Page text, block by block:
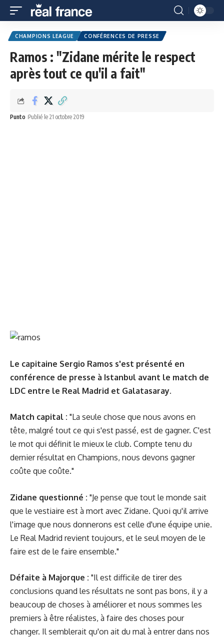
CHAMPIONS LEAGUE CONFÉRENCES DE PRESSE
Ramos : "Zidane mérite le respect
après tout ce qu'il a fait"
Punto Publié le 21 octobre 2019
Le capitaine Sergio Ramos s'est présenté en
conférence de presse à Istanbul avant le match de
LDC entre le Real Madrid et Galatasaray.
Match capital : "La seule chose que nous avons en
tête, malgré tout ce qui s'est passé, est de gagner. C'est
le mot qui définit le mieux le club. Compte tenu du
dernier résultat en Champions, nous devons gagner
coûte que coûte."
Zidane questionné : "Je pense que tout le monde sait
que le vestiaire est à mort avec Zidane. Quoi qu'il arrive
l'image que nous donnerons est celle d'une équipe unie.
Le Real Madrid revient toujours, et le seul moyen de le
faire est de le faire ensemble."
Défaite à Majorque : "Il est difficile de tirer des
conclusions quand les résultats ne sont pas bons, il y a
beaucoup de choses à améliorer et nous sommes les
premiers à être réalistes, à faire des choses pour
changer. Il semblerait qu'on ait du mal à entrer dans nos